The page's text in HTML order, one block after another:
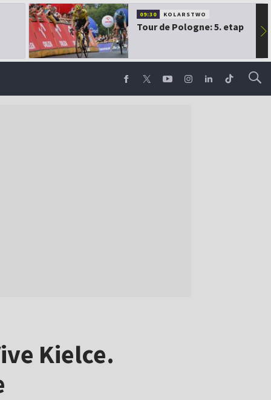
09:30 KOLARSTWO
Tour de Pologne: 5. etap ▶
Kielce.